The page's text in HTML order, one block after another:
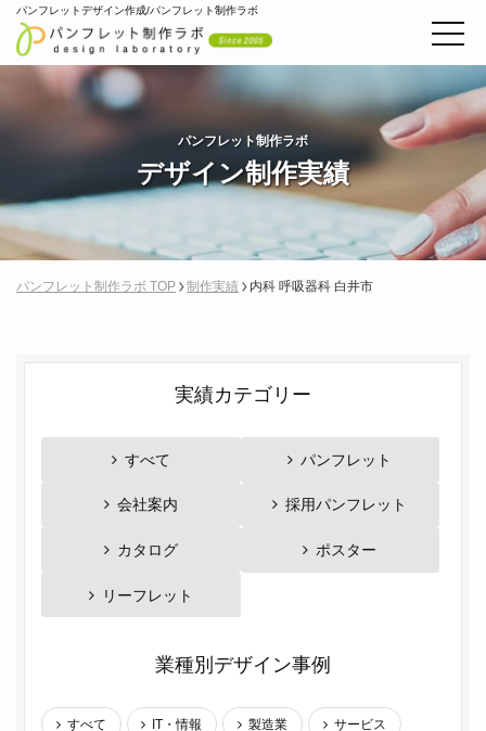
パンフレットデザイン作成/パンフレット制作ラボ
パンフレット制作ラボ
デザイン制作実績
パンフレット制作ラボ TOP 制作実績 内科 呼吸器科 白井市
実績カテゴリー
すべて パンフレット
会社案内 採用パンフレット
カタログ ポスター
リーフレット
業種別デザイン事例
すべて IT・情報 製造業 サービス